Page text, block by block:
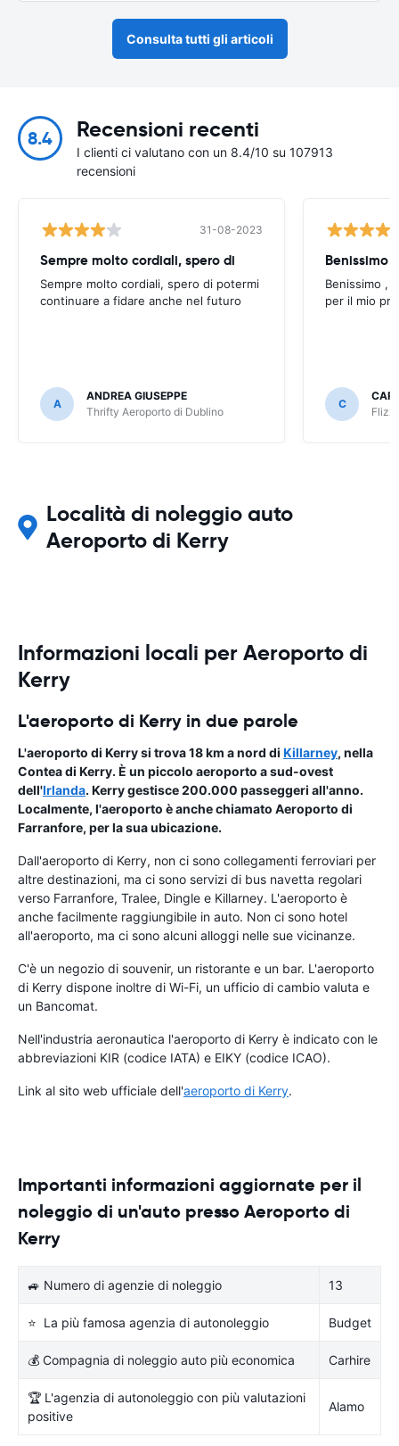
Consulta tutti gli articoli
8.4 Recensioni recenti
I clienti ci valutano con un 8.4/10 su 107913
recensioni
31-08-2023
Sempre molto cordiali, spero di
Sempre molto cordiali, spero di potermi
continuare a fidare anche nel futuro
A
ANDREA GIUSEPPE
Thrifty Aeroporto di Dublino
Benissimo ,
per il mio
C
Località di noleggio auto
Aeroporto di Kerry
Informazioni locali per Aeroporto di
Kerry
L'aeroporto di Kerry in due parole
L'aeroporto di Kerry si trova 18 km a nord di Killarney, nella
Contea di Kerry. È un piccolo aeroporto a sud-ovest
dell'Irlanda. Kerry gestisce 200.000 passeggeri all'anno.
Localmente, l'aeroporto è anche chiamato Aeroporto di
Farranfore, per la sua ubicazione.
Dall'aeroporto di Kerry, non ci sono collegamenti ferroviari per
altre destinazioni, ma ci sono servizi di bus navetta regolari
verso Farranfore, Tralee, Dingle e Killarney. L'aeroporto è
anche facilmente raggiungibile in auto. Non ci sono hotel
all'aeroporto, ma ci sono alcuni alloggi nelle sue vicinanze.
C'è un negozio di souvenir, un ristorante e un bar. L'aeroporto
di Kerry dispone inoltre di Wi-Fi, un ufficio di cambio valuta e
un Bancomat.
Nell'industria aeronautica l'aeroporto di Kerry è indicato con le
abbreviazioni KIR (codice IATA) e EIKY (codice ICAO).
Link al sito web ufficiale dell'aeroporto di Kerry.
Importanti informazioni aggiornate per il
noleggio di un'auto presso Aeroporto di
Kerry
🚙 Numero di agenzie di noleggio 13
⭐ La più famosa agenzia di autonoleggio Budget
💰 Compagnia di noleggio auto più economica Carhire
🏆 L'agenzia di autonoleggio con più valutazioni
positive
Alamo